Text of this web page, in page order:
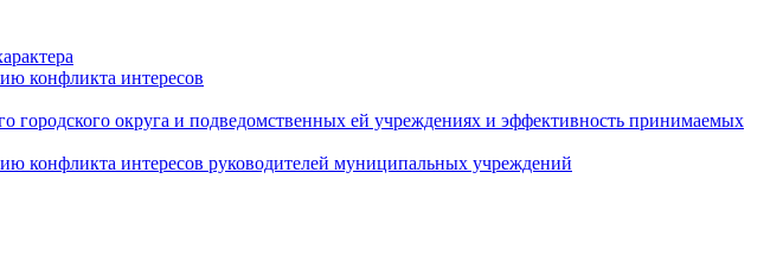
конфликта интересов
округа и подведомственных ей учреждениях и эффективность принимаемых
конфликта интересов руководителей муниципальных учреждений